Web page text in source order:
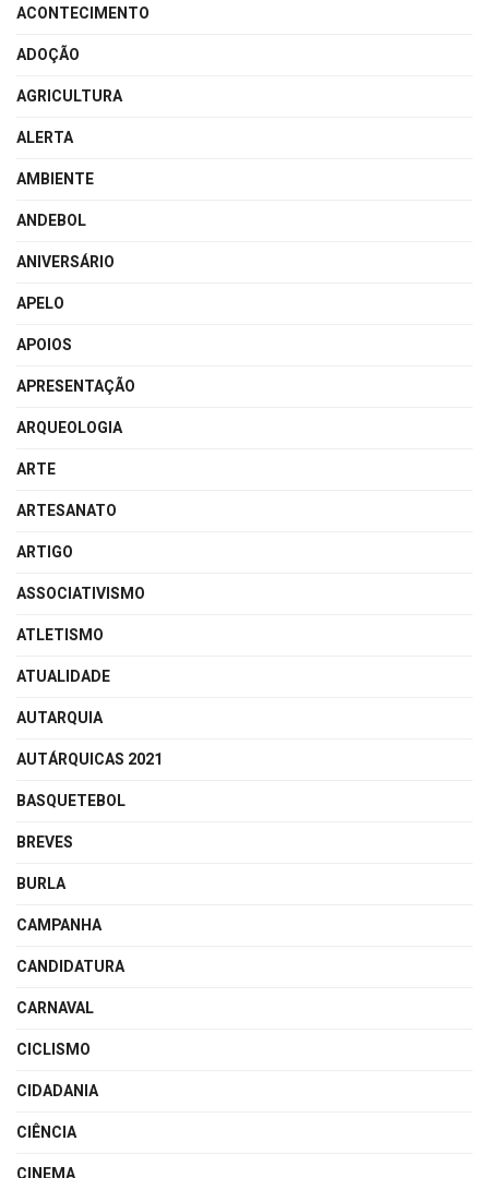
ACONTECIMENTO
ADOÇÃO
AGRICULTURA
ALERTA
AMBIENTE
ANDEBOL
ANIVERSÁRIO
APELO
APOIOS
APRESENTAÇÃO
ARQUEOLOGIA
ARTE
ARTESANATO
ARTIGO
ASSOCIATIVISMO
ATLETISMO
ATUALIDADE
AUTARQUIA
AUTÁRQUICAS 2021
BASQUETEBOL
BREVES
BURLA
CAMPANHA
CANDIDATURA
CARNAVAL
CICLISMO
CIDADANIA
CIÊNCIA